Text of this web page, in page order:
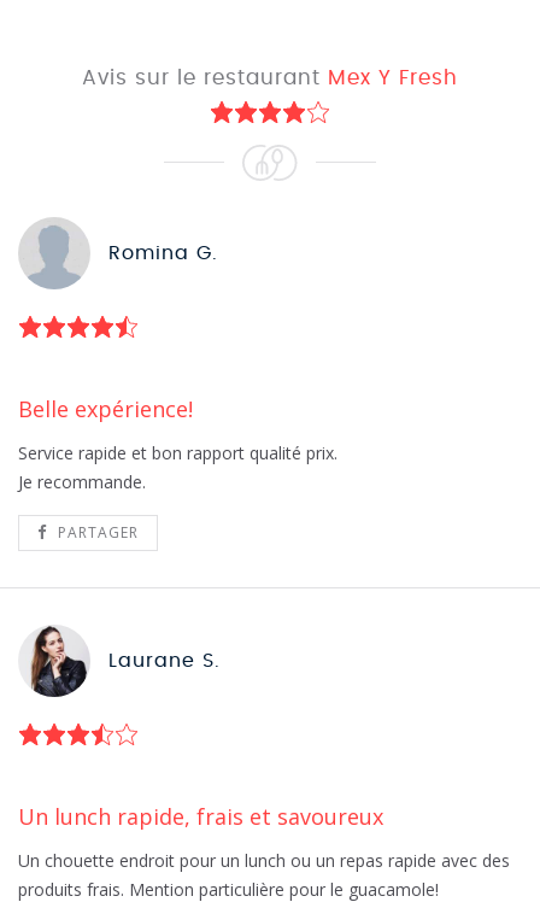
Avis sur le restaurant Mex Y Fresh
Romina G.
Belle expérience!
Service rapide et bon rapport qualité prix.
Je recommande.
PARTAGER
Laurane S.
Un lunch rapide, frais et savoureux
Un chouette endroit pour un lunch ou un repas rapide avec des
produits frais. Mention particulière pour le guacamole!